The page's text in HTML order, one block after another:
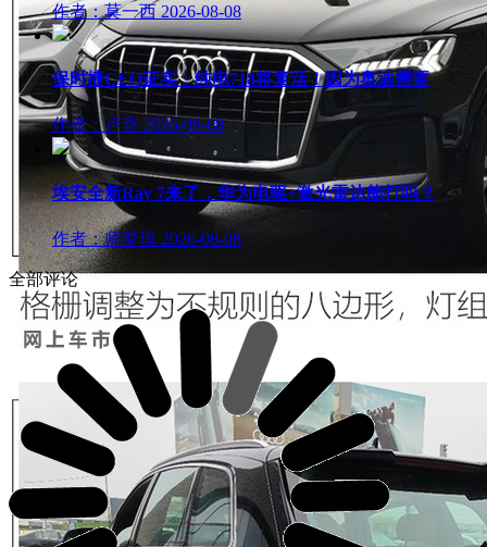
作者：莫一西 2026-08-08
保时捷CEO证实：纯电718将复活！因为奥迪需要
作者：卢奇 2026-08-08
埃安全新Ray 7来了，华为电驱+激光雷达能打吗？
作者：师梦琼 2026-08-08
全部评论